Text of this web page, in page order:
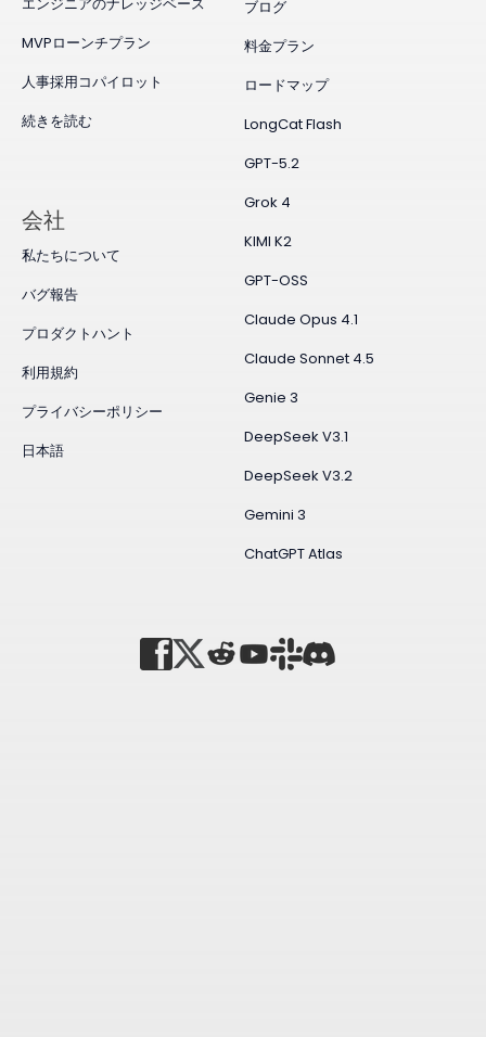
MVPローンチプラン
人事採用コパイロット
続きを読む
ブログ
料金プラン
ロードマップ
LongCat Flash
GPT-5.2
Grok 4
KIMI K2
GPT-OSS
Claude Opus 4.1
Claude Sonnet 4.5
Genie 3
DeepSeek V3.1
DeepSeek V3.2
Gemini 3
ChatGPT Atlas
会社
私たちについて
バグ報告
プロダクトハント
利用規約
プライバシーポリシー
日本語